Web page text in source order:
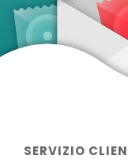
SERVIZIO